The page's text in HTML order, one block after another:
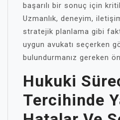
başarılı bir sonuç için
Uzmanlık, deneyim,
stratejik planlama gibi
uygun avukatı seçerken
bulundurmanız gereken
Hukuki
Tercihinde